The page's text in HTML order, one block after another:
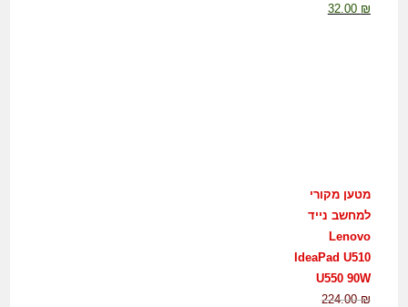
32.00 ₪
מטען מקורי
למחשב נייד
Lenovo
IdeaPad U510
U550 90W
224.00₪